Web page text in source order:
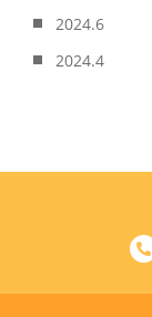
2024.6
2024.4